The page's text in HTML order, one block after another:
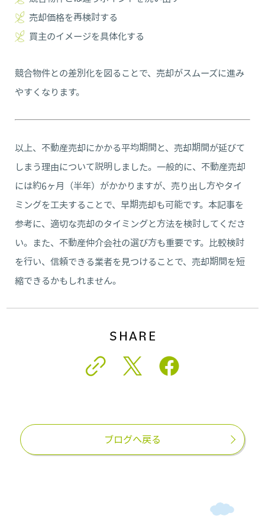
売却価格を再検討する
買主のイメージを具体化する
競合物件との差別化を図ることで、売却がスムーズに進み
やすくなります。
以上、不動産売却にかかる平均期間と、売却期間が延びて
しまう理由について説明しました。一般的に、不動産売却
には約6ヶ月（半年）がかかりますが、売り出し方やタイ
ミングを工夫することで、早期売却も可能です。本記事を
参考に、適切な売却のタイミングと方法を検討してくださ
い。また、不動産仲介会社の選び方も重要です。比較検討
を行い、信頼できる業者を見つけることで、売却期間を短
縮できるかもしれません。
SHARE
ブログへ戻る